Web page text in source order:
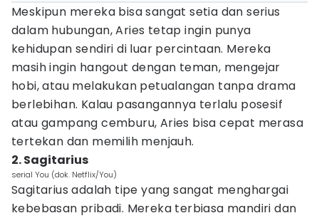
Meskipun mereka bisa sangat setia dan serius
dalam hubungan, Aries tetap ingin punya
kehidupan sendiri di luar percintaan. Mereka
masih ingin hangout dengan teman, mengejar
hobi, atau melakukan petualangan tanpa drama
berlebihan. Kalau pasangannya terlalu posesif
atau gampang cemburu, Aries bisa cepat merasa
tertekan dan memilih menjauh.
2. Sagitarius
serial You (dok. Netflix/You)
Sagitarius adalah tipe yang sangat menghargai
kebebasan pribadi. Mereka terbiasa mandiri dan